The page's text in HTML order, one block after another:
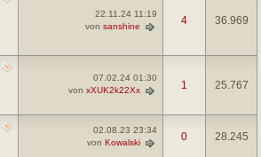
22.11.24 11:19
von sanshine 4 36.969
07.02.24 01:30
von xXUK2k22Xx 1 25.767
02.08.23 23:34
von Kowalski 0 28.245